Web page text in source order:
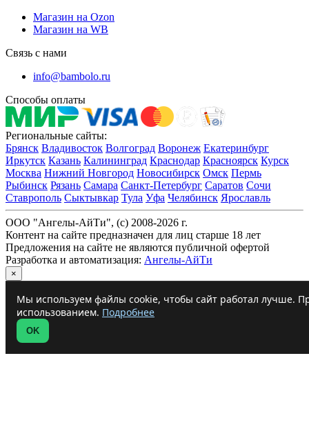
Магазин на Ozon
Магазин на WB
Связь с нами
info@bambolo.ru
Способы оплаты
Региональные сайты:
Брянск Владивосток Волгоград Воронеж Екатеринбург
Иркутск Казань Калининград Краснодар Красноярск Курск
Москва Нижний Новгород Новосибирск Омск Пермь
Рыбинск Рязань Самара Санкт-Петербург Саратов Сочи
Ставрополь Сыктывкар Тула Уфа Челябинск Ярославль
ООО "Ангелы-АйТи", (c) 2008-2026 г.
Контент на сайте предназначен для лиц старше 18 лет
Предложения на сайте не являются публичной офертой
Разработка и автоматизация: Ангелы-АйТи
×
Мы используем файлы cookie, чтобы сайт работал лучше.
использованием. Подробнее
OK